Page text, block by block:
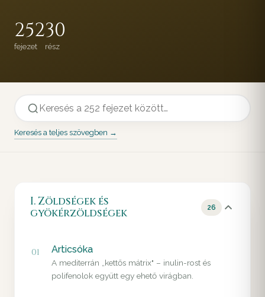
252
fejezet
30
rész
Keresés a teljes szövegben →
I. Zöldségek és
gyökérzöldségek
26
01 Articsóka
A mediterrán „kettős mátrix" – inulin-rost és
polifenolok együtt egy ehető virágban.